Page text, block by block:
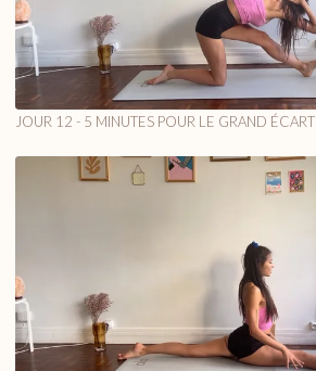
JOUR 12 - 5 MINUTES POUR LE GRAND ÉCART